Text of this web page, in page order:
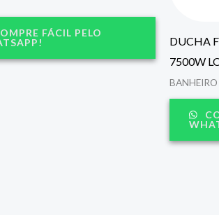
FÁCIL PELO
DUCHA
7500W
BANHEIRO